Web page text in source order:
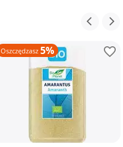
Oszczędzasz 5%